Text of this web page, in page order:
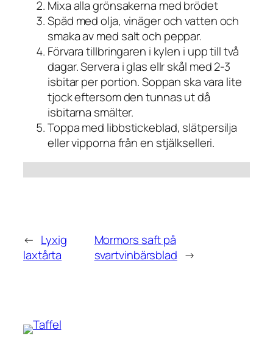
Mixa alla grönsakerna med brödet
Späd med olja, vinäger och vatten och
smaka av med salt och peppar.
Förvara tillbringaren i kylen i upp till två
dagar. Servera i glas ellr skål med 2-3
isbitar per portion. Soppan ska vara lite
tjock eftersom den tunnas ut då
isbitarna smälter.
Toppa med libbstickeblad, slätpersilja
eller vipporna från en stjälkselleri.
← Lyxig
laxtårta
Mormors saft på
svartvinbärsblad →